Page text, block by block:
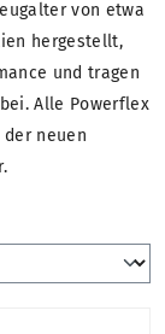
von etwa
hergestellt,
und tragen
Alle Powerflex
neuen